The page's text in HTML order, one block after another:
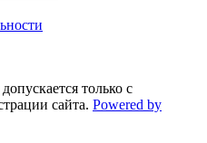
только с
сайта. Powered by